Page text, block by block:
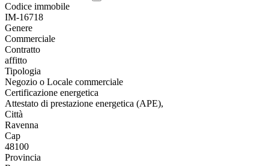
Codice immobile
IM-16718
Genere
Commerciale
Contratto
affitto
Tipologia
Negozio o Locale commerciale
Certificazione energetica
Attestato di prestazione energetica (APE),
Città
Ravenna
Cap
48100
Provincia